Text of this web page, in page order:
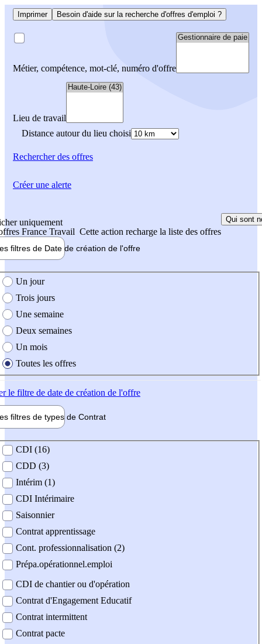
Imprimer Besoin d'aide sur la recherche d'offres d'emploi ?
Métier, compétence, mot-clé, numéro d'offre
Lieu de travail
Distance autour du lieu choisi
Rechercherdes offres
uniquement
France Travail Cette action recharge la liste des offres
Qui sont
filtres de Date de création de l'offre
création de l'offre
Un jour
Trois jours
Une semaine
Deux semaines
Un mois
Toutes les offres
le filtre de date de création de l'offre
filtres de types de Contrat
contrat
CDI (16)
CDD (3)
Intérim (1)
CDI Intérimaire
Saisonnier
Contrat apprentissage
Cont. professionnalisation (2)
Prépa.opérationnel.emploi
CDI de chantier ou d'opération
Contrat d'Engagement Educatif
Contrat intermittent
Contrat pacte
Créer une alerte